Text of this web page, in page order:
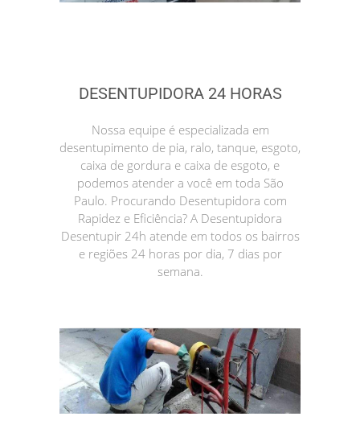
DESENTUPIDORA 24 HORAS
Nossa equipe é especializada em
desentupimento de pia, ralo, tanque, esgoto,
caixa de gordura e caixa de esgoto, e
podemos atender a você em toda São
Paulo. Procurando Desentupidora com
Rapidez e Eficiência? A Desentupidora
Desentupir 24h atende em todos os bairros
e regiões 24 horas por dia, 7 dias por
semana.